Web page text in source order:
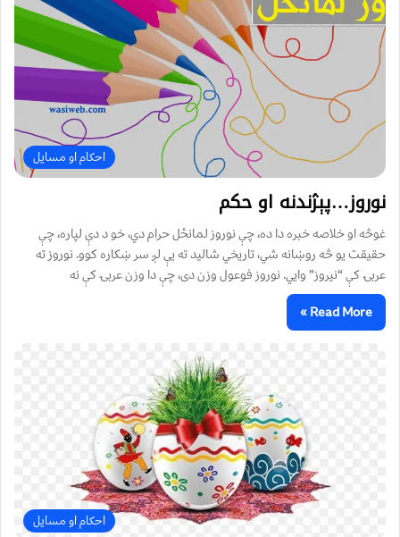
احکام او مسایل
نوروز…پېژندنه او حکم
غوڅه او خلاصه خبره دا ده، چې نوروز لمانځل حرام دي، خو د دې لپاره، چې
حقيقت يو څه روښانه شي، تاريخي شاليد ته يې لږ سر ښکاره کوو. نوروز ته
عربۍ کې “نيروز” وايي. نوروز فوعول وزن دی، چې دا وزن عربۍ کې نه
Read More »
احکام او مسایل